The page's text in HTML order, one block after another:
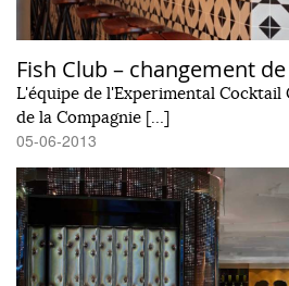
Fish Club – changement
L'équipe de l'Experimental Cocktail
de la Compagnie […]
05-06-2013